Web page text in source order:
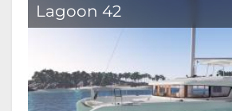
Lagoon 42